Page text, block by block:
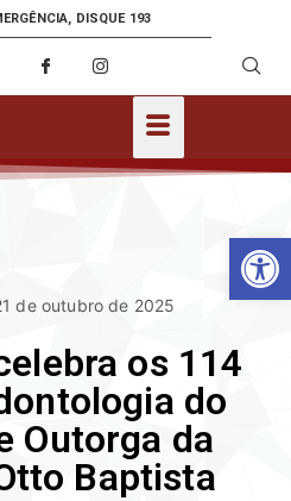
DISQUE 193
de outubro de 2025
os 114
do
Outorga da
Baptista